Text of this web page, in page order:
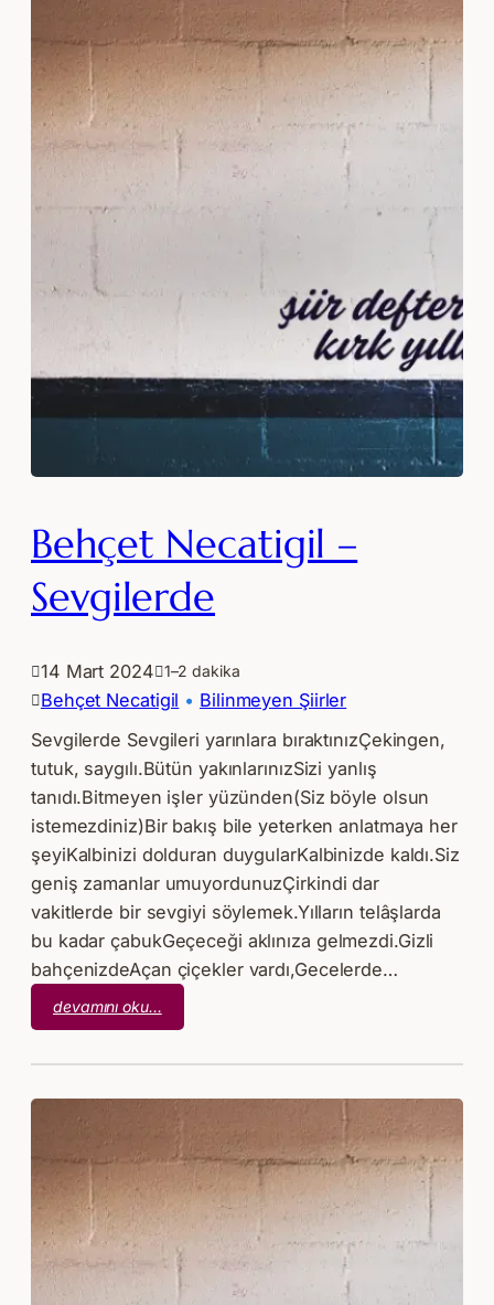
Sevda
Behçet Necatigil –
Sevgilerde
14 Mart 2024 1–2 dakika
Behçet Necatigil • Bilinmeyen Şiirler
Sevgilerde Sevgileri yarınlara bıraktınızÇekingen,
tutuk, saygılı.Bütün yakınlarınızSizi yanlış
tanıdı.Bitmeyen işler yüzünden(Siz böyle olsun
istemezdiniz)Bir bakış bile yeterken anlatmaya her
şeyiKalbinizi dolduran duygularKalbinizde kaldı.Siz
geniş zamanlar umuyordunuzÇirkindi dar
vakitlerde bir sevgiyi söylemek.Yılların telâşlarda
bu kadar çabukGeçeceği aklınıza gelmezdi.Gizli
bahçenizdeAçan çiçekler vardı,Gecelerde…
devamını oku…
Behçet
Sevgilerde